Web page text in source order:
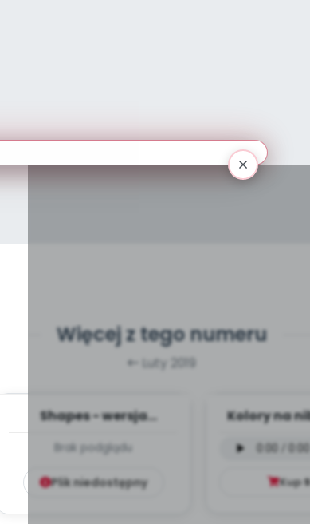
Więcej z tego numeru
Luty 2019
Shapes - wersja
Brak podglądu
Plik niedostępny
Kolory na
Kup